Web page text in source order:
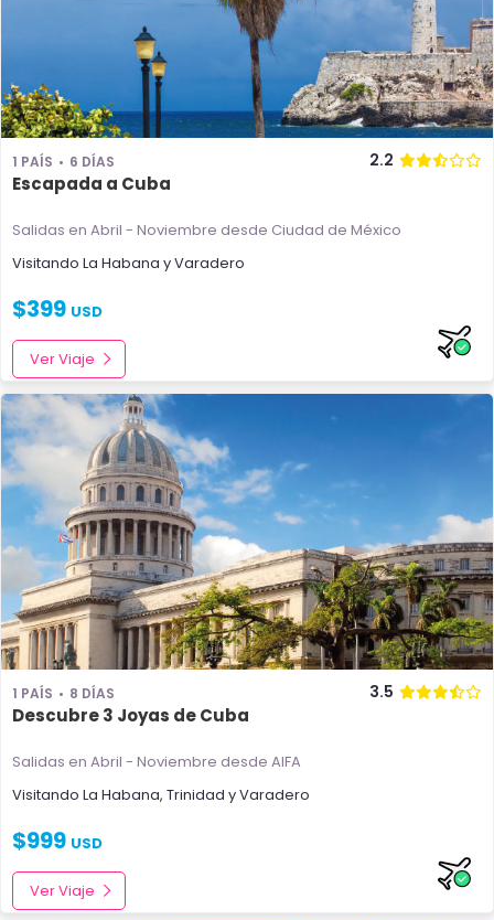
1 PAÍS 6 DÍAS 2.2
Escapada a Cuba
Salidas en Abril - Noviembre desde Ciudad de México
Visitando La Habana yVaradero
$399 USD
Ver Viaje
1 PAÍS 8 DÍAS 3.5
Descubre 3 Joyas de Cuba
Salidas en Abril - Noviembre desde AIFA
Visitando La Habana, Trinidad yVaradero
$999 USD
Ver Viaje